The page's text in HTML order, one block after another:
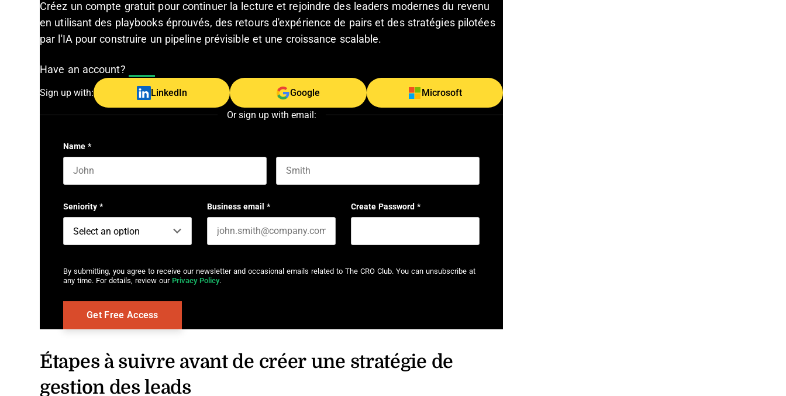
Créez un compte gratuit pour continuer la lecture et rejoindre des leaders modernes du revenu
en utilisant des playbooks éprouvés, des retours d'expérience de pairs et des stratégies pilotées
par l'IA pour construire un pipeline prévisible et une croissance scalable.
Have an account?
Sign up with: LinkedIn Google Microsoft
Or sign up with email:
Name *
Seniority * Business email * Create Password *
By submitting, you agree to receive our newsletter and occasional emails related to The CRO Club. You can unsubscribe at
any time. For details, review our Privacy Policy.
Étapes à suivre avant de créer une stratégie de
gestion des leads